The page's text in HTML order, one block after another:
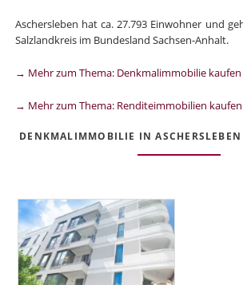
Aschersleben hat ca. 27.793 Einwohner und
Salzlandkreis im Bundesland Sachsen-Anhalt.
→ Mehr zum Thema: Denkmalimmobilie kaufen
→ Mehr zum Thema: Renditeimmobilien kaufen
DENKMALIMMOBILIE IN